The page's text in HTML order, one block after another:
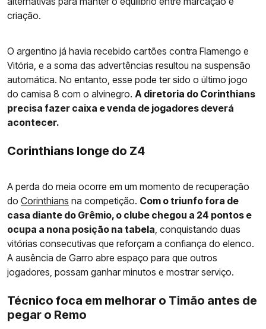
criação.
O argentino já havia recebido cartões contra Flamengo e
Vitória, e a soma das advertências resultou na suspensão
automática. No entanto, esse pode ter sido o último jogo
do camisa 8 com o alvinegro. A diretoria do Corinthians
precisa fazer caixa e venda de jogadores deverá
acontecer.
Corinthians longe do Z4
A perda do meia ocorre em um momento de recuperação
do Corinthians na competição. Com o triunfo fora de
casa diante do Grêmio, o clube chegou a 24 pontos e
ocupa a nona posição na tabela , conquistando duas
vitórias consecutivas que reforçam a confiança do elenco.
A ausência de Garro abre espaço para que outros
jogadores, possam ganhar minutos e mostrar serviço.
Técnico foca em melhorar o Timão antes de
pegar o Remo